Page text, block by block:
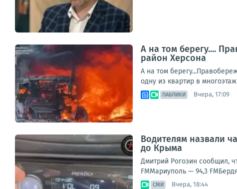
А на том берегу....
район Херсона
А на том
одну из квартир в
ПАБЛИКИ Вчера, 17:09
Водителям назвали
до Крыма
Дмитрий Рогозин сообщил,
FMМариуполь — 94,3
СМИ Вчера, 18:44